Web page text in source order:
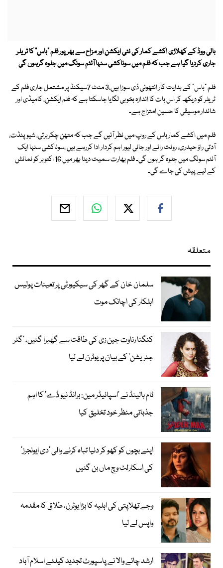
بالی ووڈ کے کھلاڑی اکشے کمار کی نئی ایکشن اور مزاح سے بھرپور فلم "باس" کا ٹریلر
جاری کردیا گیا ہے جب کہ فلم میں سوناکشی سنہا آئٹم سونگ میں جلوہ گرہوں گی
فلم "باس"
کے ہدایت کار انتھونی ڈی سوزا ہیں،3 منٹ 7سیکنڈ پر مشتمل جاری فلم کے
ٹریلر کو دیکھ کر اس بات کا اندازہ بخوبی لگایا جاسکتا ہے کہ فلم ایکشن، کامیڈی اور
شاندار موسیقی کا حسین امتزاج ہے۔
فلم میں اکشے کمار باس کے روپ میں نظر آئیں گے جب کہ متھن چکربرتی، شیو پنڈت،
آدتی راؤ حیدری، رونت رائے اور جانی لیور اہم کردار ادا کررہے ہیں ،سوناکشی سنہا ایک
آئٹم سونگ میں جلوہ گر ہوں گی۔ فلم بھارت سمیت دینا بھر میں 16 اکتوبر کو نمائش
کے لیے پیش کی جاے گی۔
متعلقہ
سلمان خان کے گھر کی سیکیورٹی پر تعینات پولیس
اہلکار کی اچانک موت
کنگنا رناوت جین زی کی طاقت سے گھبرا گئیں، ’گٹر
جنریشن‘ کے بیان پر یوٹرن لے لیا
ٹام ہالینڈ نے ’اسپائیڈر مین: برانڈ نیو ڈے‘ کا اہم
جذباتی منظر خود تخلیق کیا
اپنے بچوں کو کھو کر دنیا تباہ کرنے والی ’دی ایونجرز‘
کی اسکارلٹ وچ ماں بن گئیں
وجے تھلاپتی کی اہلیہ کا بڑا یوٹرن، طلاق کا مقدمہ
واپس لے لیا
ارشد چائے والا نے پاسپورٹ تجدید کیلئے اسلام آباد